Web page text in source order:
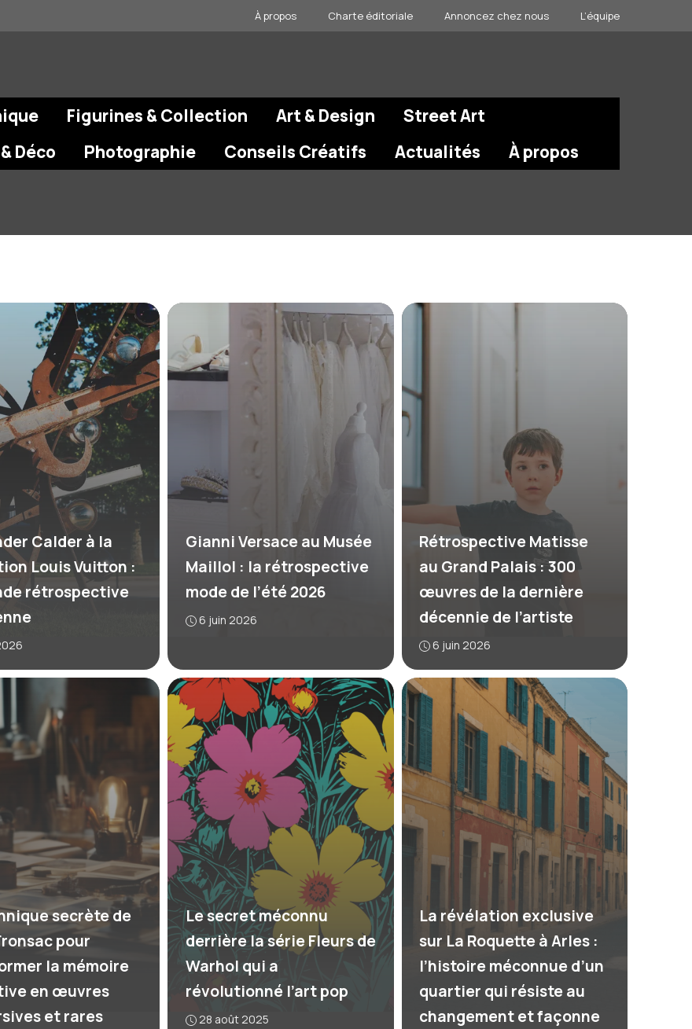
À propos Charte éditoriale Annoncez chez nous L’équipe
Figurines & Collection Art & Design
Street Art
Déco
Photographie Conseils Créatifs Actualités À propos
Calder à la
Louis Vuitton :
rétrospective
Gianni Versace au Musée
Maillol : la rétrospective
mode de l’été 2026
6 juin 2026
Rétrospective Matisse
au Grand Palais : 300
œuvres de la dernière
décennie de l’artiste
6 juin 2026
secrète de
pour
la mémoire
en œuvres
et rares
Le secret méconnu
derrière la série Fleurs de
Warhol qui a
révolutionné l’art pop
28 août 2025
La révélation exclusive
sur La Roquette à Arles :
l’histoire méconnue d’un
quartier qui résiste au
changement et façonne